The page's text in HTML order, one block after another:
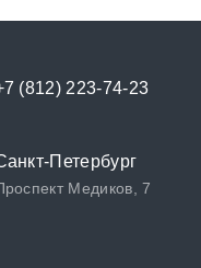
(812) 223-74-23
Петербург
Медиков, 7